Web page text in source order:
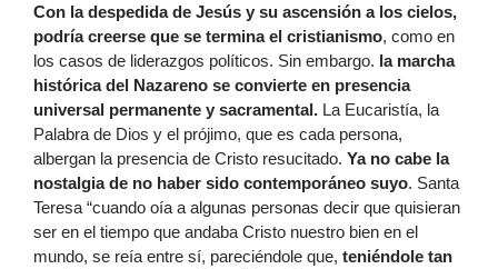
Con la despedida de Jesús y su ascensión a los cielos,
podría creerse que se termina el cristianismo, como en
los casos de liderazgos políticos. Sin embargo. la marcha
histórica del Nazareno se convierte en presencia
universal permanente y sacramental. La Eucaristía, la
Palabra de Dios y el prójimo, que es cada persona,
albergan la presencia de Cristo resucitado. Ya no cabe la
nostalgia de no haber sido contemporáneo suyo. Santa
Teresa “cuando oía a algunas personas decir que quisieran
ser en el tiempo que andaba Cristo nuestro bien en el
mundo, se reía entre sí, pareciéndole que, teniéndole tan